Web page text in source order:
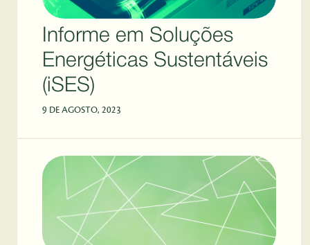
Informe em Soluções
Energéticas Sustentáveis
(iSES)
9 DE AGOSTO, 2023